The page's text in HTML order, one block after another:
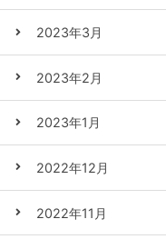
2023年3月
2023年2月
2023年1月
2022年12月
2022年11月